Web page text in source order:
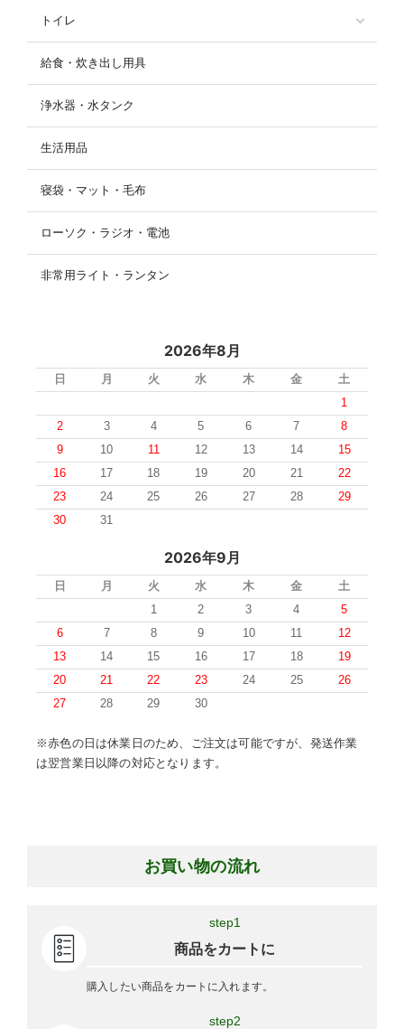
トイレ
給食・炊き出し用具
浄水器・水タンク
生活用品
寝袋・マット・毛布
ローソク・ラジオ・電池
非常用ライト・ランタン
2026年8月
日 月 火 水 木 金
土
1
2
3 4 5 6 7
8
9
10 11 12 13 14
15
16
17 18 19 20 21
22
23
24 25 26 27 28
29
30
31
2026年9月
日 月 火 水 木 金
土
1
2 3 4
5
6
7 8 9 10 11
12
13
14 15 16 17 18
19
20
21 22 23 24 25
26
27
28 29 30
※赤色の日は休業日のため、ご注文は可能ですが、発送作業
は翌営業日以降の対応となります。
お買い物の流れ
step1
商品をカートに
購入したい商品をカートに入れます。
step2